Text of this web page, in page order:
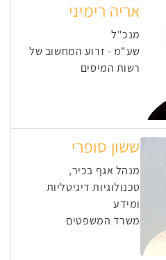
אריה רימיני
מנכ"ל
שע"מ - זרוע המחשוב של
רשות המיסים
ששון סופרי
מנהל אגף בכיר,
טכנולוגיות דיגיטליות
ומידע
משרד המשפטים